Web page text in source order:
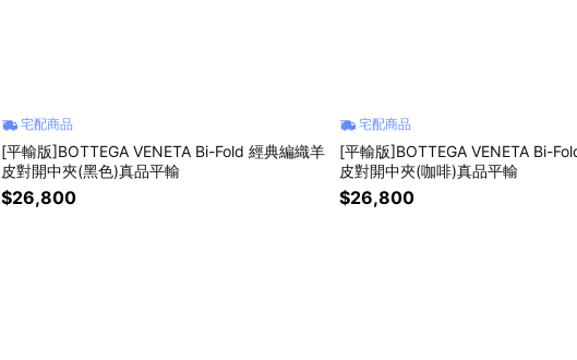
宅配商品
[平輸版]BOTTEGA VENETA Bi-Fold 經典編織羊
皮對開中夾(黑色)真品平輸
$26,800
宅配商品
[平輸版]BOTTEGA VENETA Bi-
皮對開中夾(咖啡)真品平輸
$26,800